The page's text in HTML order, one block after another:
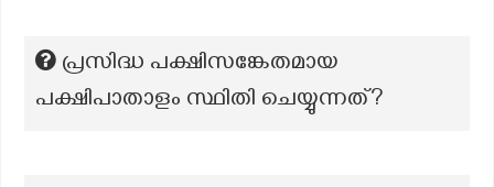
പ്രസിദ്ധ പക്ഷിസങ്കേതമായ
പക്ഷിപാതാളം സ്ഥിതി ചെയ്യുന്നത്?